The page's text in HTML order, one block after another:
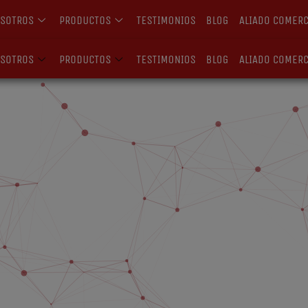
PRODUCTOS TESTIMONIOS BLOG ALIADO
PRODUCTOS TESTIMONIOS BLOG ALIADO